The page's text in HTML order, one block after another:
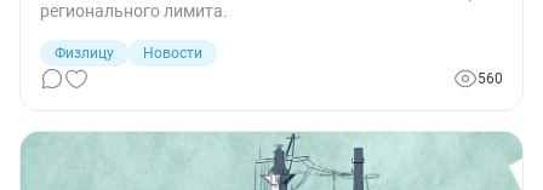
регионального лимита.
Физлицу
Новости
560